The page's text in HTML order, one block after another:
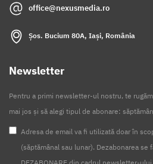
office@nexusmedia.ro
Șos. Bucium 80A, Iași, România
Newsletter
Pentru a primi newsletter-ul nostru, te
mai jos și să alegi tipul de abonare:
Adresa de email va fi utilizată doar în
(săptămânal sau lunar). Dezabonarea se